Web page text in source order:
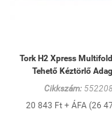
Tork H2 Xpress
Tehető Kéztörlő
Cikkszám:552208
20 843 Ft + ÁFA (26